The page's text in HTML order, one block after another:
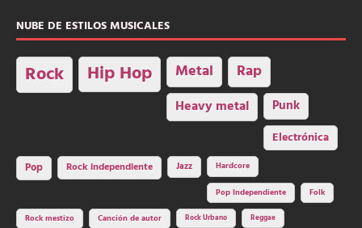
NUBE DE ESTILOS MUSICALES
Rock Hip Hop Metal Rap
Heavy metal Punk
Electrónica
Pop Rock independiente Jazz Hardcore
Pop Independiente Folk
Rock mestizo Canción de autor Rock Urbano Reggae